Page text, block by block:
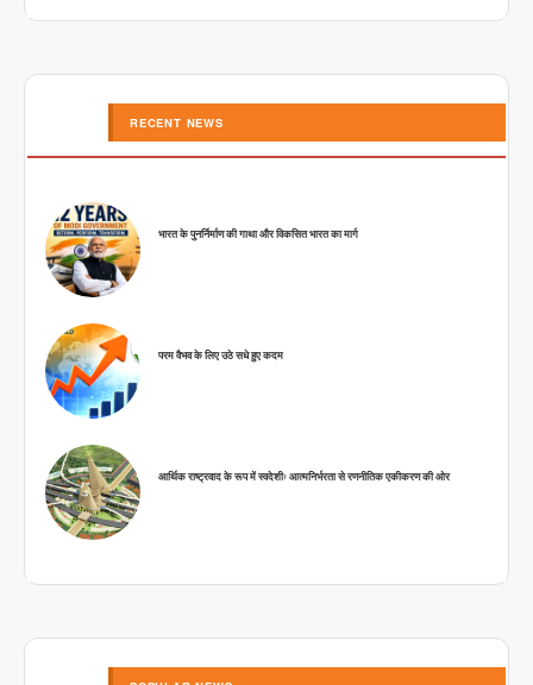
RECENT NEWS
भारत के पुनर्निर्माण की गाथा और विकसित भारत का मार्ग
परम वैभव के लिए उठे सधे हुए कदम
आर्थिक राष्ट्रवाद के रूप में स्वदेशीः आत्मनिर्भरता से रणनीतिक एकीकरण की ओर